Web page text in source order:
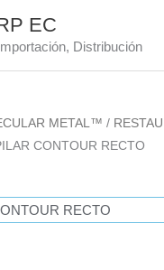
EC
Distribución
METAL™ /
CONTOUR RECTO